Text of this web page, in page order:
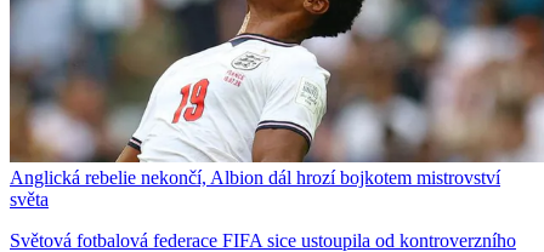
Anglická rebelie nekončí, Albion dál hrozí bojkotem mistrovství
světa
Světová fotbalová federace FIFA sice ustoupila od kontroverzního